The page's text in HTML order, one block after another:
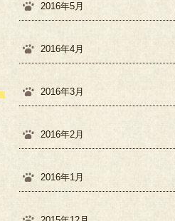
2016年5月
2016年4月
2016年3月
2016年2月
2016年1月